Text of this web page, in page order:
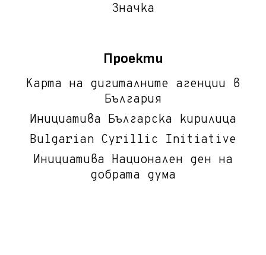
Значка
Проекти
Карта на дигиталните агенции в
България
Инициатива Българска кирилица
Bulgarian Cyrillic Initiative
Инициатива Национален ден на
добрата дума